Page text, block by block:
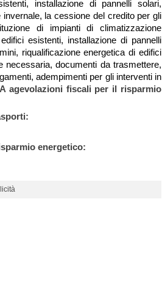
installazione di pannelli solari,
la cessione del credito per gli
di impianti di climatizzazione
esistenti, installazione di pannelli
riqualificazione energetica di edifici
necessaria, documenti da trasmettere,
adempimenti per gli interventi in
agevolazioni fiscali per il risparmio
energetico: